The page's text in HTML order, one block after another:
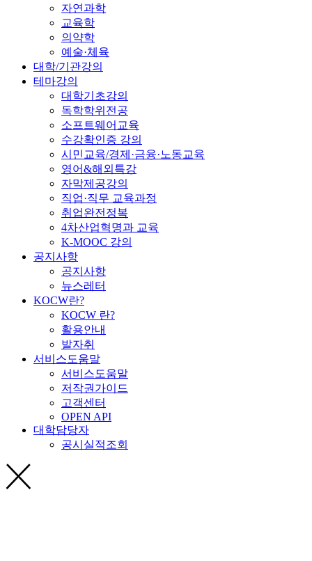
자연과학
교육학
의약학
예술·체육
대학/기관강의
테마강의
대학기초강의
독학학위전공
소프트웨어교육
수강확인증 강의
시민교육/경제·금융·노동교육
영어&해외특강
자막제공강의
직업·직무 교육과정
취업완전정복
4차산업혁명과 교육
K-MOOC 강의
공지사항
공지사항
뉴스레터
KOCW란?
KOCW 란?
활용안내
발자취
서비스도움말
서비스도움말
저작권가이드
고객센터
OPEN API
대학담당자
공시실적조회